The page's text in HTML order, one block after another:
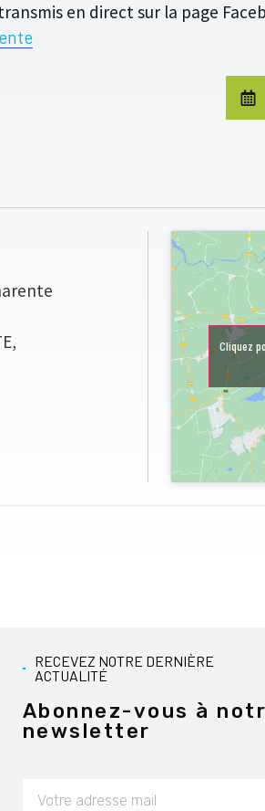
en direct sur la page
,
Cliquez
RECEVEZ NOTRE DERNIÈRE
ACTUALITÉ
Abonnez-vous à
newsletter